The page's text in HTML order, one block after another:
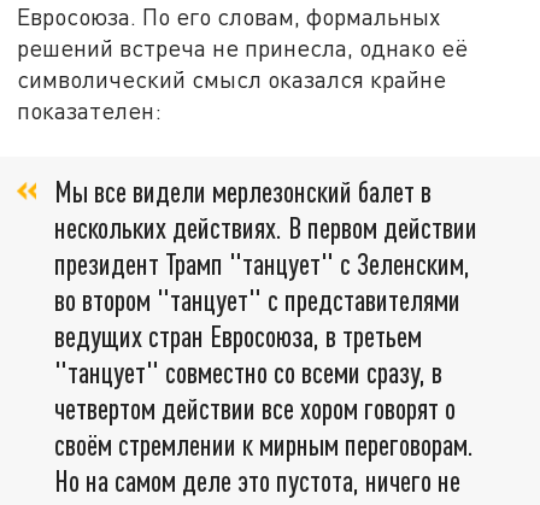
Евросоюза. По его словам, формальных
решений встреча не принесла, однако её
символический смысл оказался крайне
показателен:
Мы все видели мерлезонский балет в
нескольких действиях. В первом действии
президент Трамп "танцует" с Зеленским,
во втором "танцует" с представителями
ведущих стран Евросоюза, в третьем
"танцует" совместно со всеми сразу, в
четвертом действии все хором говорят о
своём стремлении к мирным переговорам.
Но на самом деле это пустота, ничего не